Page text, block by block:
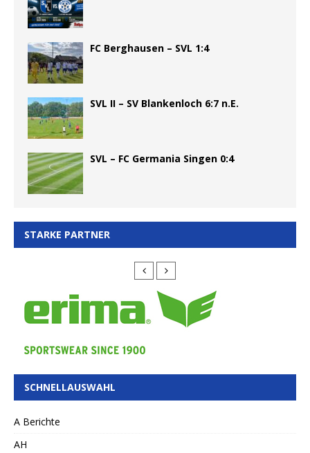
FC Berghausen – SVL 1:4
SVL II – SV Blankenloch 6:7 n.E.
SVL – FC Germania Singen 0:4
STARKE PARTNER
SCHNELLAUSWAHL
A Berichte
AH